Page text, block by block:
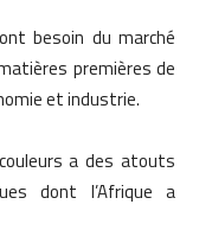
besoin du marché
premières de
et industrie.
a des atouts
dont l’Afrique a